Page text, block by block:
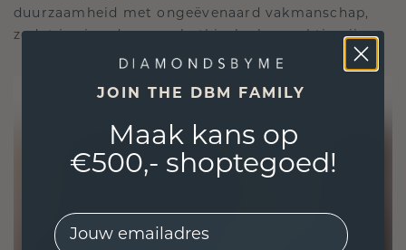
duurzaamheid met ongeëvenaard vakmanschap,
zodat je sieraden zowel ethisch als prachtig zijn.
JOIN THE DBM FAMILY
Maak kans op
€500,- shoptegoed!
EMail